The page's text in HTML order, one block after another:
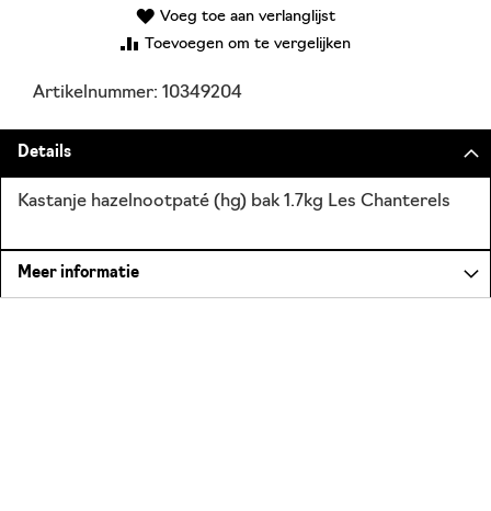
Voeg toe aan verlanglijst
Toevoegen om te vergelijken
Artikelnummer: 10349204
Details
Kastanje hazelnootpaté (hg) bak 1.7kg Les Chanterels
Meer informatie